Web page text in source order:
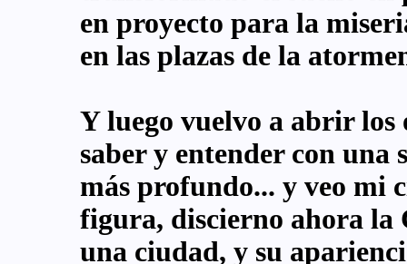
en proyecto para la
en las plazas de la
Y luego vuelvo a abrir los
saber y entender con
más profundo... y veo mi
figura, discierno ahora la
una ciudad, y su